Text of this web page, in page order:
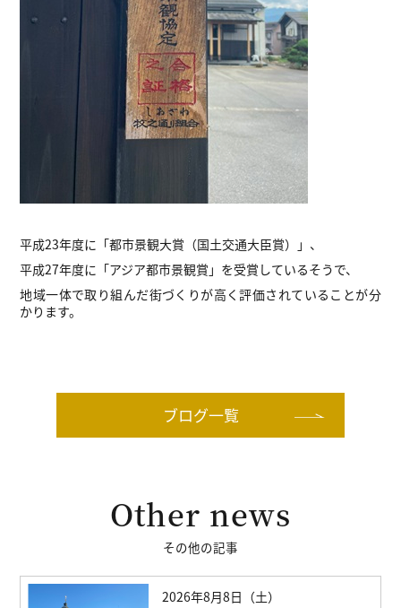
平成23年度に「都市景観大賞（国土交通大臣賞）」、
平成27年度に「アジア都市景観賞」を受賞しているそうで、
地域一体で取り組んだ街づくりが高く評価されていることが分
かります。
ブログ一覧
Other news
その他の記事
2026年8月8日（土）